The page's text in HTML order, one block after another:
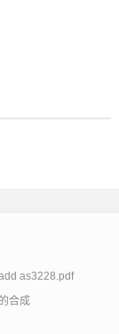
as3228.pdf
合成